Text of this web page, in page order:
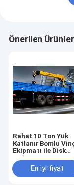
Önerilen Ürünler
Rahat 10 Ton Yük
Katlanır Bomlu
Ekipmanı ile Disk
En iyi fiyat